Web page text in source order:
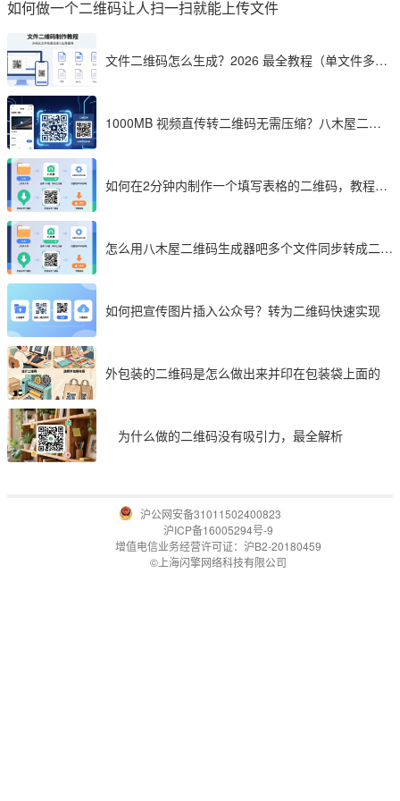
如何做一个二维码让人扫一扫就能上传文件
文件二维码怎么生成？2026 最全教程（单文件多文
1000MB 视频直传转二维码无需压缩？八木屋二维
如何在2分钟内制作一个填写表格的二维码，教程分
怎么用八木屋二维码生成器吧多个文件同步转成二维
如何把宣传图片插入公众号？转为二维码快速实现
外包装的二维码是怎么做出来并印在包装袋上面的
为什么做的二维码没有吸引力，最全解析
沪公网安备31011502400823
沪ICP备16005294号-9
增值电信业务经营许可证：沪B2-20180459
©上海闪擎网络科技有限公司